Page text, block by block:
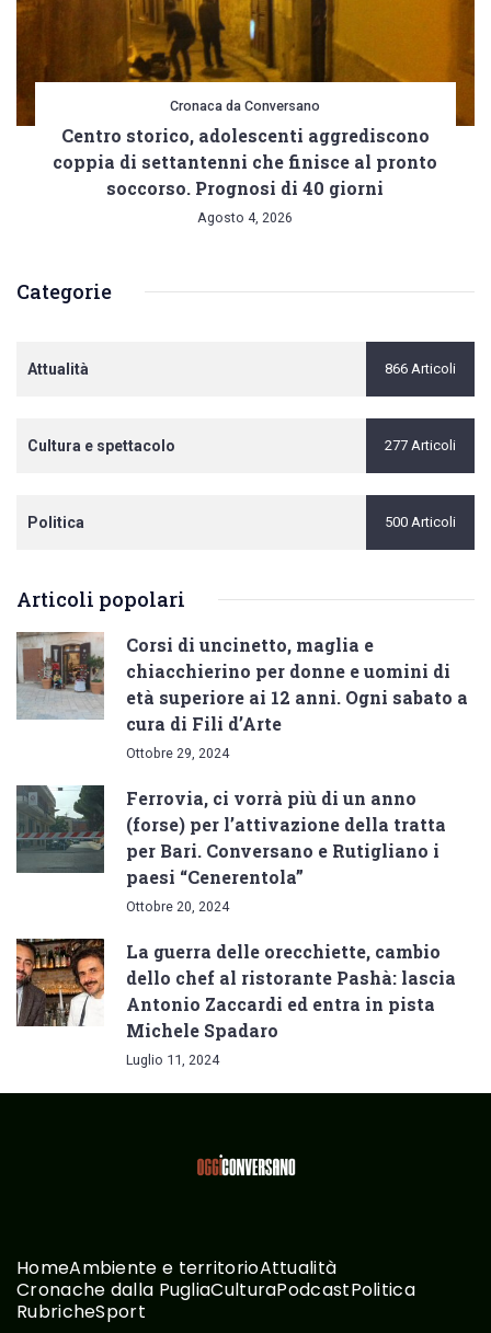
Cronaca da Conversano
Centro storico, adolescenti aggrediscono
coppia di settantenni che finisce al pronto
soccorso. Prognosi di 40 giorni
Agosto 4, 2026
Categorie
Attualità 866 Articoli
Cultura e spettacolo 277 Articoli
Politica 500 Articoli
Articoli popolari
Corsi di uncinetto, maglia e
chiacchierino per donne e uomini di
età superiore ai 12 anni. Ogni sabato a
cura di Fili d’Arte
Ottobre 29, 2024
Ferrovia, ci vorrà più di un anno
(forse) per l’attivazione della tratta
per Bari. Conversano e Rutigliano i
paesi “Cenerentola”
Ottobre 20, 2024
La guerra delle orecchiette, cambio
dello chef al ristorante Pashà: lascia
Antonio Zaccardi ed entra in pista
Michele Spadaro
Luglio 11, 2024
HomeAmbiente e territorioAttualità
Cronache dalla PugliaCulturaPodcastPolitica
RubricheSport